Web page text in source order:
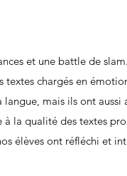
et une battle de
chargés en
mais ils ont aussi
la qualité des textes
élèves ont réfléchi et